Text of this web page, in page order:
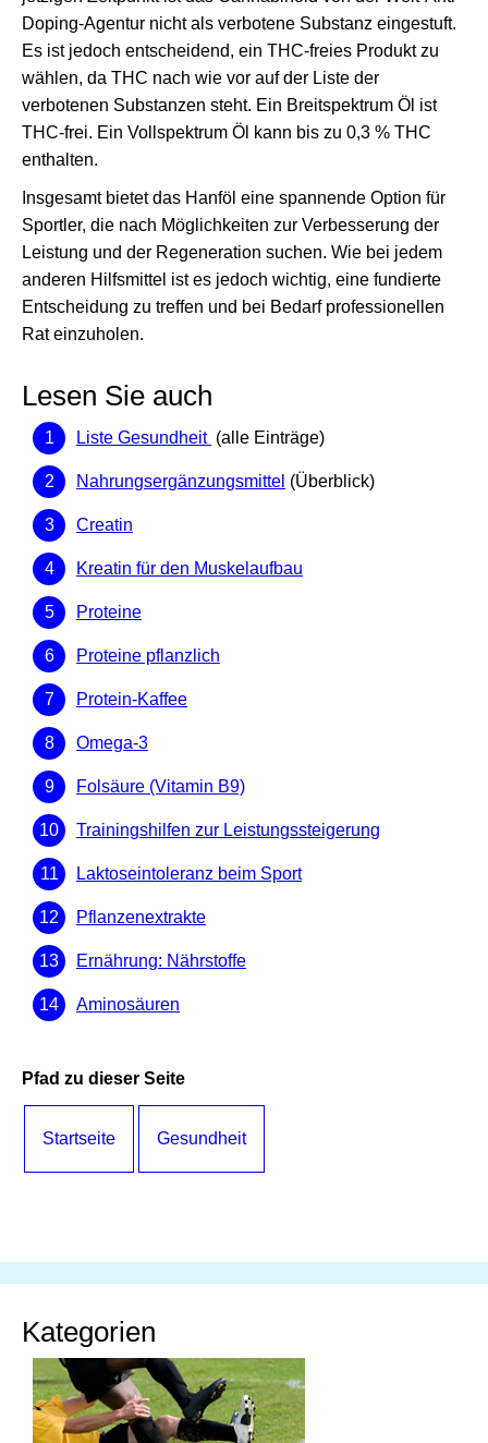
Doping-Agentur nicht als verbotene Substanz eingestuft.
Es ist jedoch entscheidend, ein THC-freies Produkt zu
wählen, da THC nach wie vor auf der Liste der
verbotenen Substanzen steht. Ein Breitspektrum Öl ist
THC-frei. Ein Vollspektrum Öl kann bis zu 0,3 % THC
enthalten.
Insgesamt bietet das Hanföl eine spannende Option für
Sportler, die nach Möglichkeiten zur Verbesserung der
Leistung und der Regeneration suchen. Wie bei jedem
anderen Hilfsmittel ist es jedoch wichtig, eine fundierte
Entscheidung zu treffen und bei Bedarf professionellen
Rat einzuholen.
Lesen Sie auch
Liste Gesundheit (alle Einträge)
Nahrungsergänzungsmittel (Überblick)
Creatin
Kreatin für den Muskelaufbau
Proteine
Proteine pflanzlich
Protein-Kaffee
Omega-3
Folsäure (Vitamin B9)
Trainingshilfen zur Leistungssteigerung
Laktoseintoleranz beim Sport
Pflanzenextrakte
Ernährung: Nährstoffe
Aminosäuren
Pfad zu dieser Seite
Startseite Gesundheit
Kategorien